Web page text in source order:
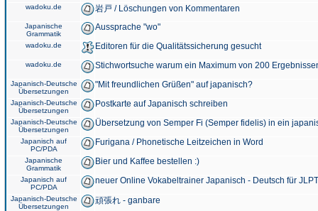
wadoku.de 岩戸 / Löschungen von Kommentaren
Japanische
Grammatik
Aussprache "wo"
wadoku.de Editoren für die Qualitätssicherung gesucht
wadoku.de Stichwortsuche warum ein Maximum von 200
Japanisch-Deutsche
Übersetzungen
"Mit freundlichen Grüßen" auf japanisch?
Japanisch-Deutsche
Übersetzungen
Postkarte auf Japanisch schreiben
Japanisch-Deutsche
Übersetzungen
Übersetzung von Semper Fi (Semper fidelis) in ein
Japanisch auf
PC/PDA
Furigana / Phonetische Leitzeichen in Word
Japanische
Grammatik
Bier und Kaffee bestellen :)
Japanisch auf
PC/PDA
neuer Online Vokabeltrainer Japanisch - Deutsch für
Japanisch-Deutsche
Übersetzungen
頑張れ - ganbare